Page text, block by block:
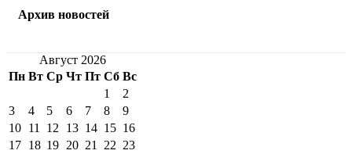
Архив новостей
Август 2026
Пн Вт Ср Чт Пт Сб Вс
1
2
3
4 5 6 7 8
9
10 11 12 13 14 15 16
17 18 19 20 21 22 23